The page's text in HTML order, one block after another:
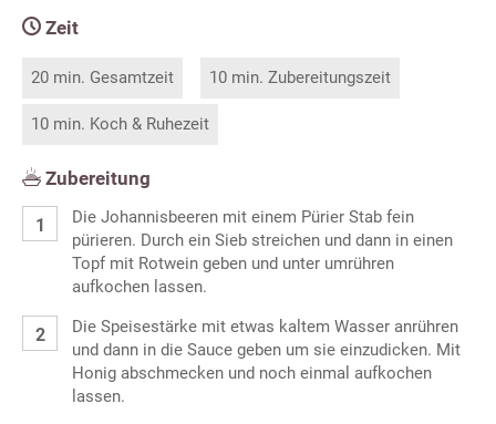
Zeit
20 min. Gesamtzeit 10 min. Zubereitungszeit
10 min. Koch & Ruhezeit
Zubereitung
Die Johannisbeeren mit einem Pürier Stab fein
pürieren. Durch ein Sieb streichen und dann in einen
Topf mit Rotwein geben und unter umrühren
aufkochen lassen.
Die Speisestärke mit etwas kaltem Wasser anrühren
und dann in die Sauce geben um sie einzudicken. Mit
Honig abschmecken und noch einmal aufkochen
lassen.